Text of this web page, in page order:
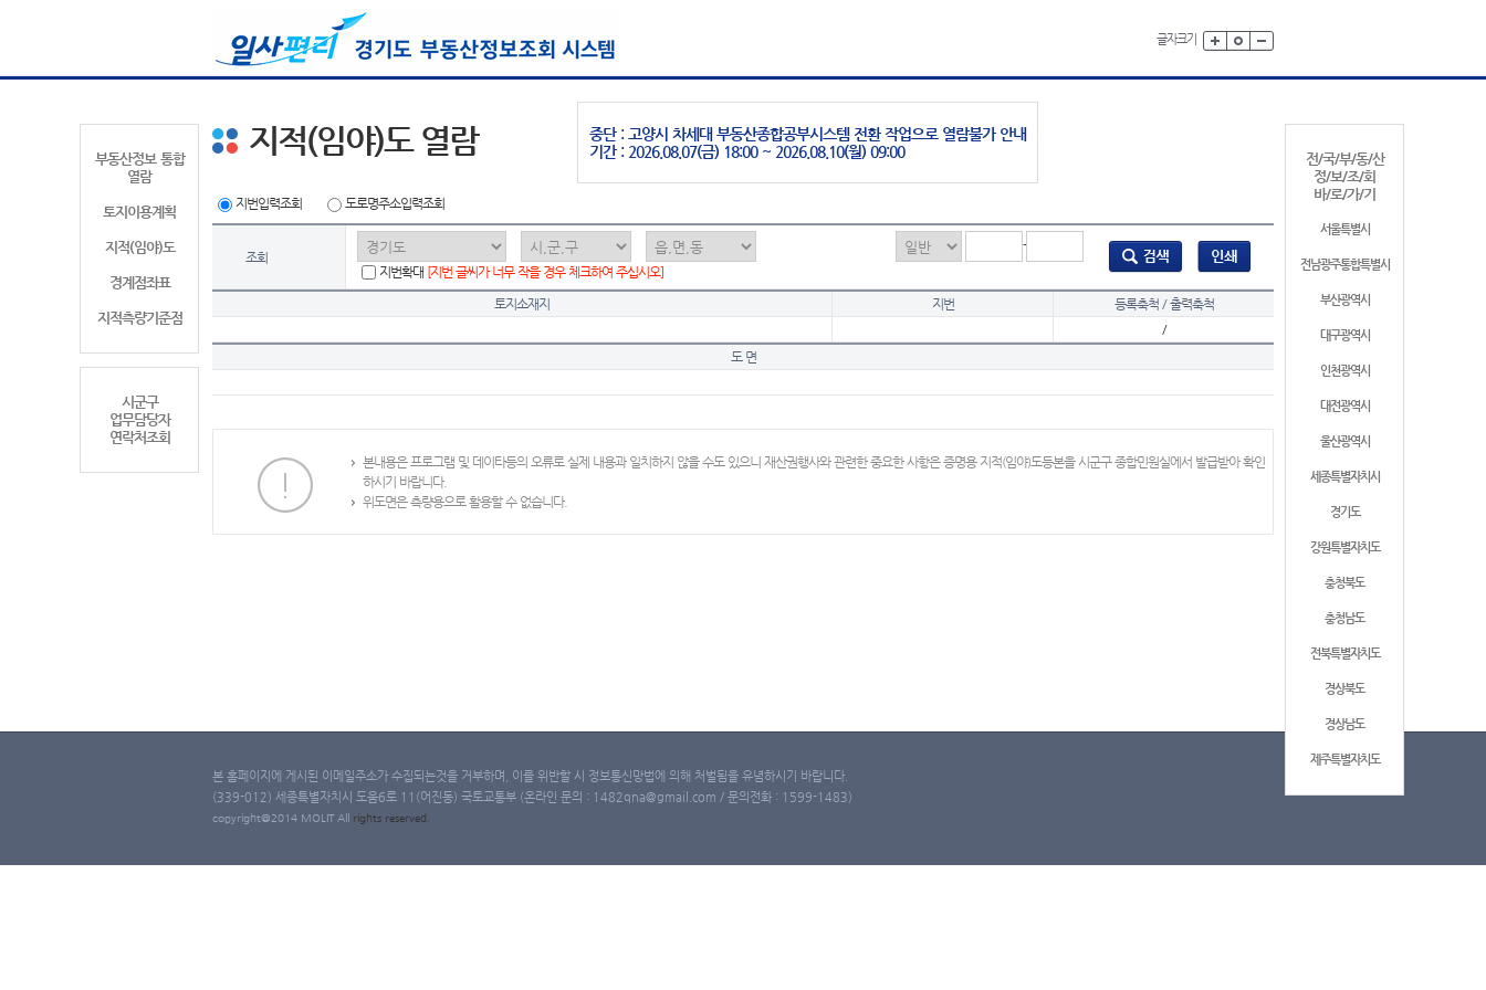
글자크기
부동산정보 통합
열람
토지이용계획
지적(임야)도
경계점좌표
지적측량기준점
시군구
업무담당자
연락처조회
전/국/부/동/산
정/보/조/회
바/로/가/기
서울특별시
전남광주통합특별시
부산광역시
대구광역시
인천광역시
대전광역시
울산광역시
세종특별자치시
경기도
강원특별자치도
충청북도
충청남도
전북특별자치도
경상북도
경상남도
제주특별자치도
중단 : 고양시 차세대 부동산종합공부시스템 전환 작업으로 열람불가 안내
기간 : 2026.08.07(금) 18:00 ~ 2026.08.10(월) 09:00
지적(임야)도 열람
지번입력조회 도로명주소입력조회
조회
-
지번확대 [지번 글씨가 너무 작을 경우 체크하여 주십시오]
토지소재지 지번
등록축척 / 출력축척
/
도 면
본내용은 프로그램 및 데이타등의 오류로 실제 내용과 일치하지 않을 수도 있으니 재산권행사와 관련한 중요한 사항은 증명용 지적(임야)도등본을 시군구 종합민원실에서 발급받아 확인
하시기 바랍니다.
위도면은 측량용으로 활용할 수 없습니다.
본 홈페이지에 게시된 이메일주소가 수집되는것을 거부하며, 이를 위반할 시 정보통신망법에 의해 처벌됨을 유념하시기 바랍니다.
(339-012) 세종특별자치시 도움6로 11(어진동) 국토교통부 (온라인 문의 : 1482qna@gmail.com / 문의전화 : 1599-1483)
copyright@2014 MOLIT All rights reserved.